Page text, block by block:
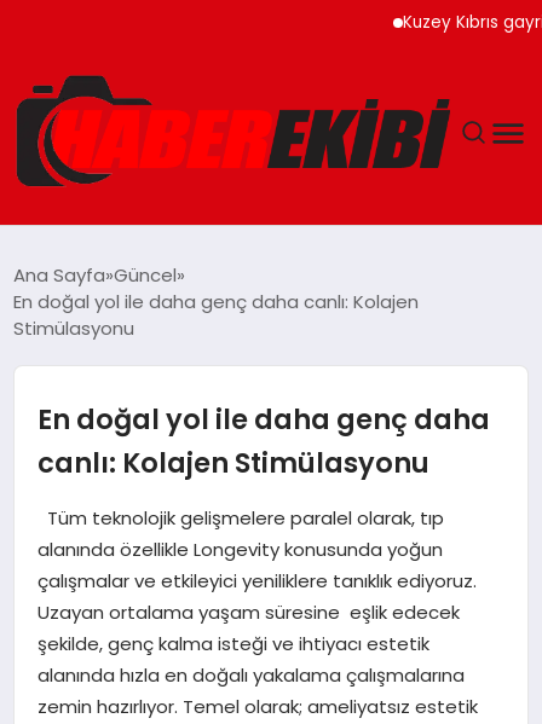
Kuzey Kıbrıs
GÜNCEL
MAGAZIN
SAĞLIK
SPOR
TEKNOLOJI
Ana Sayfa Güncel
En doğal yol ile daha genç daha canlı: Kolajen
Stimülasyonu
En doğal yol ile daha genç daha
canlı: Kolajen Stimülasyonu
Tüm teknolojik gelişmelere paralel olarak, tıp
alanında özellikle Longevity konusunda yoğun
çalışmalar ve etkileyici yeniliklere tanıklık ediyoruz.
Uzayan ortalama yaşam süresine eşlik edecek
şekilde, genç kalma isteği ve ihtiyacı estetik
alanında hızla en doğalı yakalama çalışmalarına
zemin hazırlıyor. Temel olarak; ameliyatsız estetik